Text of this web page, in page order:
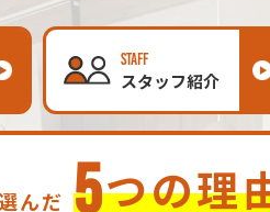
STAFF
スタッフ紹介
んだ 5つの理